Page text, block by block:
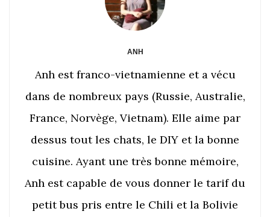
ANH
Anh est franco-vietnamienne et a vécu
dans de nombreux pays (Russie, Australie,
France, Norvège, Vietnam). Elle aime par
dessus tout les chats, le DIY et la bonne
cuisine. Ayant une très bonne mémoire,
Anh est capable de vous donner le tarif du
petit bus pris entre le Chili et la Bolivie